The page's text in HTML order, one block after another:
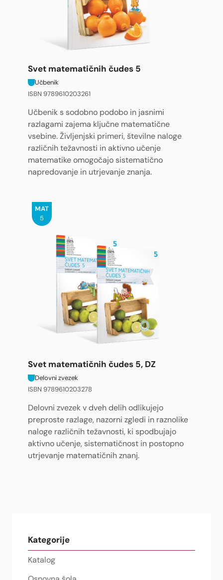
Svet matematičnih čudes 5
Učbenik
ISBN 9789610203261
Učbenik s sodobno podobo in jasnimi
razlagami zajema ključne matematične
vsebine. Življenjski primeri, številne naloge
različnih težavnosti in aktivno učenje
matematike omogočajo sistematično
napredovanje in utrjevanje znanja.
MAT
5
Svet matematičnih čudes 5, DZ
Delovni zvezek
ISBN 9789610203278
Delovni zvezek v dveh delih odlikujejo
preproste razlage, nazorni zgledi in raznolike
naloge različnih težavnosti, ki spodbujajo
aktivno učenje, sistematičnost in postopno
utrjevanje matematičnih znanj.
Kategorije
Katalog